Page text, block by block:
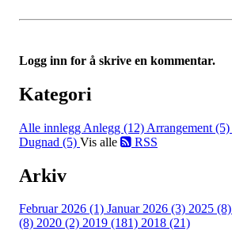
Logg inn for å skrive en kommentar.
Kategori
Alle innlegg Anlegg (12) Arrangement (5)
Dugnad (5) Vis alle RSS
Arkiv
Februar 2026 (1) Januar 2026 (3) 2025 (8)
(8) 2020 (2) 2019 (181) 2018 (21)